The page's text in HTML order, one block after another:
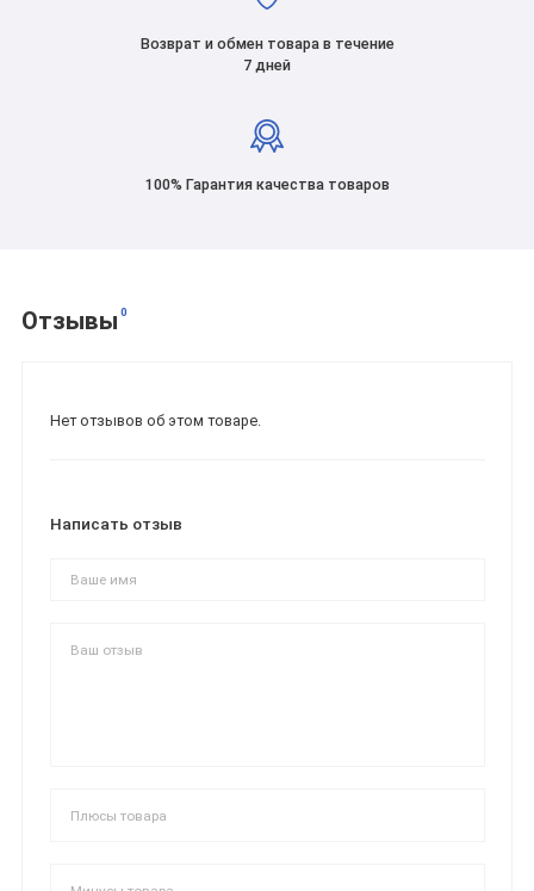
Возврат и обмен товара в течение
7 дней
100% Гарантия качества товаров
Отзывы 0
Нет отзывов об этом товаре.
Написать отзыв